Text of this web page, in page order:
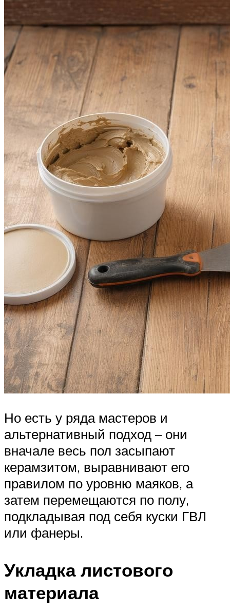
Но есть у ряда мастеров и
альтернативный подход – они
вначале весь пол засыпают
керамзитом, выравнивают его
правилом по уровню маяков, а
затем перемещаются по полу,
подкладывая под себя куски ГВЛ
или фанеры.
Укладка листового
материала